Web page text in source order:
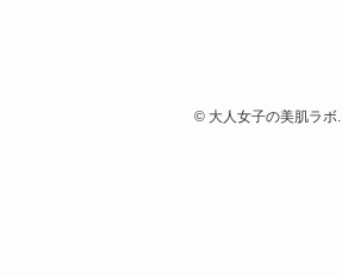
©大人女子の美肌ラボ.